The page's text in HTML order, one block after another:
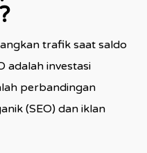
trafik saat saldo
adalah investasi
perbandingan
(SEO) dan iklan